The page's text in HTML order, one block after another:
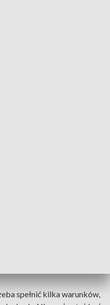
spełnić kilka warunków,